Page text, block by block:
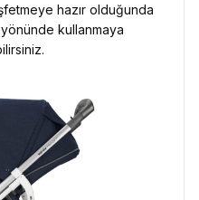
hazır olduğunda
kullanmaya